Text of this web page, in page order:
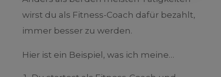
wirst du als Fitness-Coach dafür bezahlt,
immer besser zu werden.
Hier ist ein Beispiel, was ich meine…